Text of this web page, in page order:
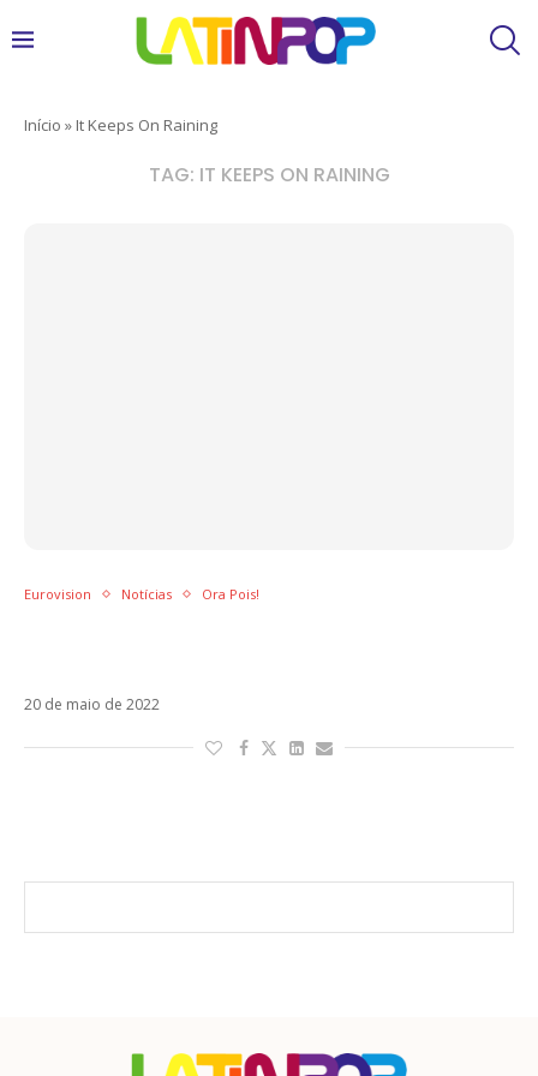
Início » It Keeps On Raining
TAG: IT KEEPS ON RAINING
Eurovision Notícias Ora Pois!
20 de maio de 2022